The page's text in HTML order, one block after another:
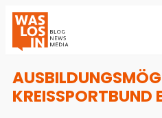
KREIS­SPORT­BUND